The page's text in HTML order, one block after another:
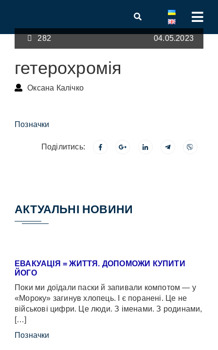
282 04.05.2023
гетерохромія
Оксана Калічко
Позначки
Поділитись:
АКТУАЛЬНІ НОВИНИ
ЕВАКУАЦІЯ = ЖИТТЯ. ДОПОМОЖИ КУПИТИ
ЙОГО
Поки ми доїдали паски й запивали компотом — у
«Мороку» загинув хлопець. І є поранені. Це не
військові цифри. Це люди. З іменами. З родинами,
[…]
Позначки